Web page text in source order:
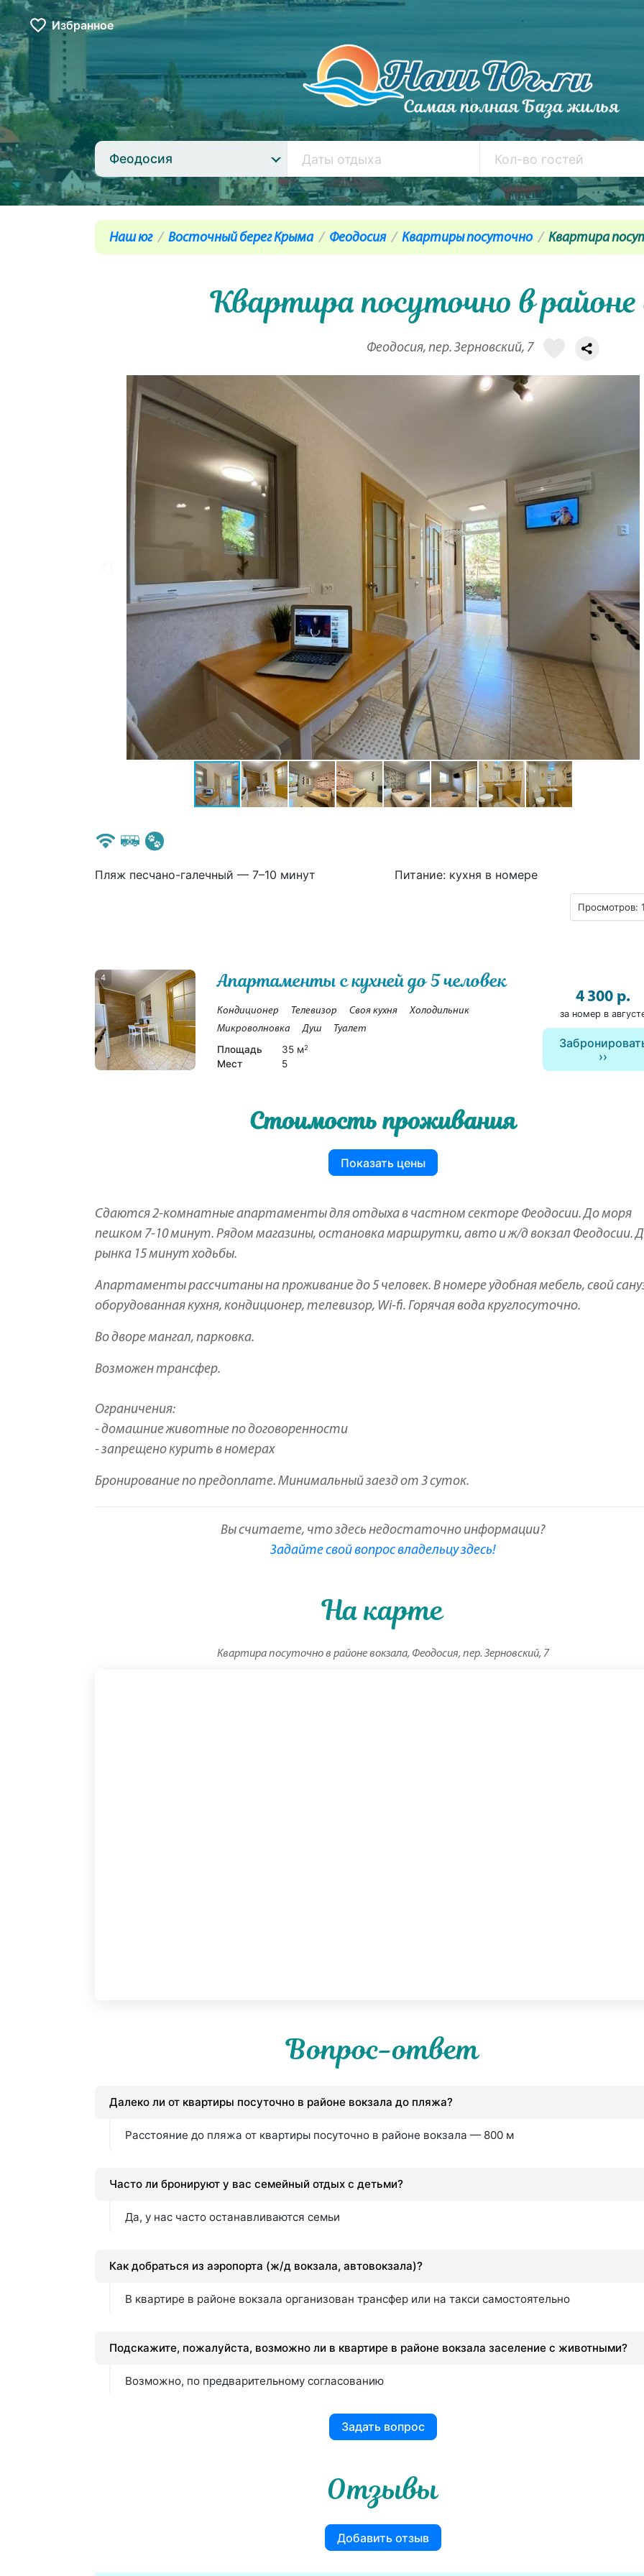
Избранное
Феодосия
Наш юг Восточный берег Крыма Феодосия Квартиры посуточно Квартира
Квартира посуточно в районе
Феодосия, пер. Зерновский, 7
Пляж песчано-галечный — 7–10 минут Питание: кухня в номере
Просмотров:
4 Апартаменты с кухней до 5 человек
Кондиционер Телевизор Своя кухня
Холодильник
Микроволновка
Душ Туалет
Площадь 35 м2
Мест 5
4 300 р.
за номер в
Стоимость проживания
Показать цены
Сдаются 2-комнатные апартаменты для отдыха в частном секторе Феодосии. До моря
пешком 7-10 минут. Рядом магазины, остановка маршрутки, авто и ж/д вокзал Феодосии.
рынка 15 минут ходьбы.
Апартаменты рассчитаны на проживание до 5 человек. В номере удобная мебель, свой
оборудованная кухня, кондиционер, телевизор, Wi-fi. Горячая вода круглосуточно.
Во дворе мангал, парковка.
Возможен трансфер.
Ограничения:
- домашние животные по договоренности
- запрещено курить в номерах
Бронирование по предоплате. Минимальный заезд от 3 суток.
Вы считаете, что здесь недостаточно информации?
Задайте свой вопрос владельцу здесь!
На карте
Квартира посуточно в районе вокзала, Феодосия, пер. Зерновский, 7
Вопрос-ответ
Далеко ли от квартиры посуточно в районе вокзала до пляжа?
Расстояние до пляжа от квартиры посуточно в районе вокзала — 800 м
Часто ли бронируют у вас семейный отдых с детьми?
Да, у нас часто останавливаются семьи
Как добраться из аэропорта (ж/д вокзала, автовокзала)?
В квартире в районе вокзала организован трансфер или на такси самостоятельно
Подскажите, пожалуйста, возможно ли в квартире в районе вокзала заселение с животными?
Возможно, по предварительному согласованию
Задать вопрос
Отзывы
Добавить отзыв